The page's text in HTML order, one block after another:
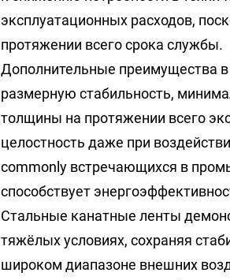
эксплуатационных расходов,
протяжении всего срока службы.
Дополнительные преимущества
размерную стабильность,
толщины на протяжении всего
целостность даже при
commonly встречающихся в
способствует
Стальные канатные ленты
тяжёлых условиях, сохраняя
широком диапазоне внешних